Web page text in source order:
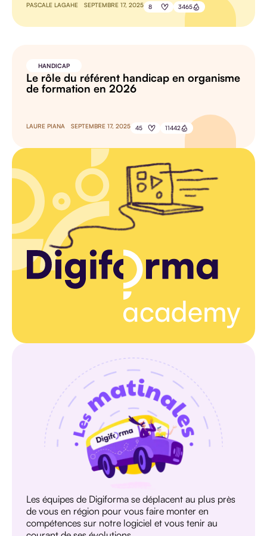
PASCALE LAGAHE SEPTEMBRE 17, 2025 8 3465
HANDICAP
Le rôle du référent handicap en organisme
de formation en 2026
LAURE PIANA SEPTEMBRE 17, 2025 45 11442
Les équipes de Digiforma se déplacent au plus près
de vous en région pour vous faire monter en
compétences sur notre logiciel et vous tenir au